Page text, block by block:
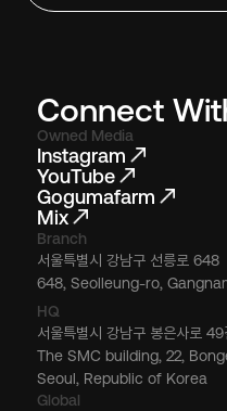
Connect
Owned Media
Instagram
YouTube
Gogumafarm
Mix
HQ
서울특별시 강남구 봉은사로
The SMC building, 22,
Seoul, Republic of Korea
Branch
서울특별시 강남구 선릉로 648
648, Seolleung-ro,
Global